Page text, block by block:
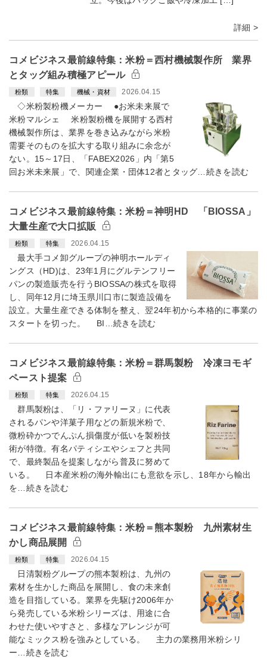
詳細 >
コメビジネス最前線特集：米粉＝西村機械製作所 業界
とタッグ組み積極アピール
粉類 特集 機械・資材 2026.04.15
◇米粉製粉機メーカー ●お米未来展で
米粉マルシェ 米粉製粉機を展開する西村
機械製作所は、業界を巻き込みながら米粉
需要そのものを拡大する取り組みに余念が
ない。15～17日、「FABEX2026」内「第5
回お米未来展」で、関連企業・団体12者とタッグ…続きを読む
コメビジネス最前線特集：米粉＝神明HD 「BIOSSA」
大量生産で大口拡販
粉類 特集 2026.04.15
最大手コメ卸グループの神明ホールディ
ングス（HD)は、23年1月にグルテンフリー
パンの製造販売を行うBIOSSAの株式を取得
し、同年12月に埼玉県川口市に製造設備を
設立。大量生産できる体制を整え、翌24年初から本格的に事業の
スタートを切った。 BI…続きを読む
コメビジネス最前線特集：米粉＝群馬製粉 冷凍ヨモギ
ペースト提案
粉類 特集 2026.04.15
群馬製粉は、「リ・ファリーヌ」に代表
されるパンや洋菓子用などの新規米粉で、
微粉砕かつでんぷん損傷度が低いを製粉技
術が特徴。有名パティシエやシェフと共同
で、最終製品を提案しながら普及に努めて
いる。 日本産米粉の海外輸出にも意欲を示し、18年から輸出
を…続きを読む
コメビジネス最前線特集：米粉＝熊本製粉 九州素材生
かし商品展開
粉類 特集 2026.04.15
日清製粉グループの熊本製粉は、九州の
素材を生かした商品を展開し、食の未来創
造を目指している。業界を先駆け2006年か
ら発売している米粉シリーズは、用途に合
わせた使いやすさと、多様なアレンジが可
能なミックス粉を強みとしている。 主力の業務用米粉シリ
ー…続きを読む